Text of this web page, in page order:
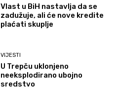
Vlast u BiH nastavlja da se
zadužuje, ali će nove kredite
plaćati skuplje
VIJESTI
U Trepču uklonjeno
neeksplodirano ubojno
sredstvo